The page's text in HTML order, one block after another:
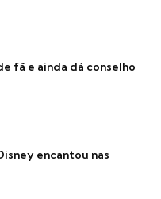
fã e ainda dá conselho
encantou nas